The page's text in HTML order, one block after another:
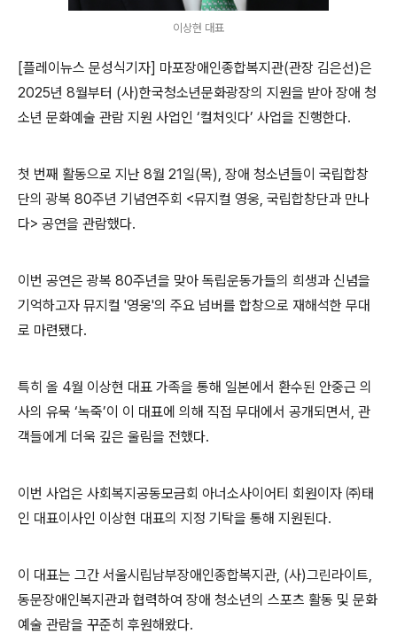
이상현 대표
[플레이뉴스 문성식기자] 마포장애인종합복지관(관장 김은선)은
2025년 8월부터 (사)한국청소년문화광장의 지원을 받아 장애 청
소년 문화예술 관람 지원 사업인 ‘컬처잇다’ 사업을 진행한다.
첫 번째 활동으로 지난 8월 21일(목), 장애 청소년들이 국립합창
단의 광복 80주년 기념연주회 <뮤지컬 영웅, 국립합창단과 만나
다> 공연을 관람했다.
이번 공연은 광복 80주년을 맞아 독립운동가들의 희생과 신념을
기억하고자 뮤지컬 '영웅'의 주요 넘버를 합창으로 재해석한 무대
로 마련됐다.
특히 올 4월 이상현 대표 가족을 통해 일본에서 환수된 안중근 의
사의 유묵 ‘녹죽’이 이 대표에 의해 직접 무대에서 공개되면서, 관
객들에게 더욱 깊은 울림을 전했다.
이번 사업은 사회복지공동모금회 아너소사이어티 회원이자 ㈜태
인 대표이사인 이상현 대표의 지정 기탁을 통해 지원된다.
이 대표는 그간 서울시립남부장애인종합복지관, (사)그린라이트,
동문장애인복지관과 협력하여 장애 청소년의 스포츠 활동 및 문화
예술 관람을 꾸준히 후원해왔다.